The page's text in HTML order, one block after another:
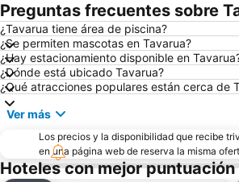
Preguntas frecuentes sobre
¿Tavarua tiene área de piscina?
¿Se permiten mascotas en Tavarua?
¿Hay estacionamiento disponible en
¿Dónde está ubicado Tavarua?
¿Qué atracciones populares están cerca de
Ver más
Los precios y la disponibilidad que recibe
en una página web de reserva la misma
Hoteles con mejor